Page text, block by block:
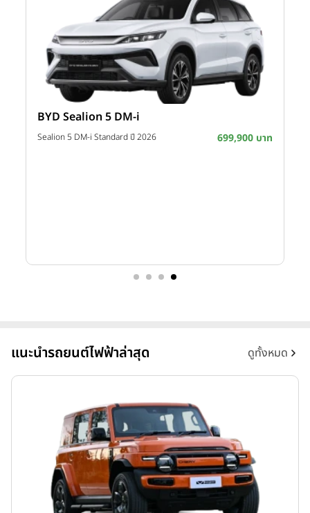
BYD Sealion 5 DM-i
Sealion 5 DM-i Standard ปี 2026 699,900 บาท
แนะนำรถยนต์ไฟฟ้าล่าสุด ดูทั้งหมด